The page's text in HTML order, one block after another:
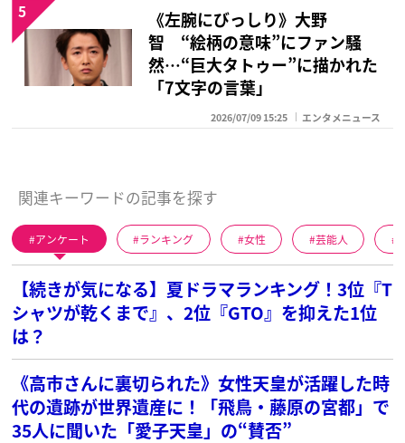
《左腕にびっしり》大野
智 “絵柄の意味”にファン騒
然…“巨大タトゥー”に描かれた
「7文字の言葉」
2026/07/09 15:25 エンタメニュース
5
関連キーワードの記事を探す
アンケート ランキング 女性 芸能人
【続きが気になる】夏ドラマランキング！3位『T
シャツが乾くまで』、2位『GTO』を抑えた1位
は？
《高市さんに裏切られた》女性天皇が活躍した時
代の遺跡が世界遺産に！「飛鳥・藤原の宮都」で
35人に聞いた「愛子天皇」の“賛否”